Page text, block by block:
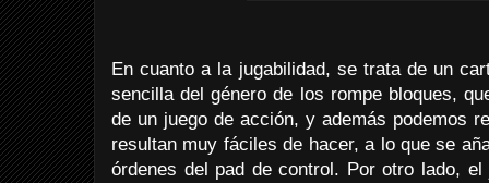
En cuanto a la jugabilidad, se trata de un
sencilla del género de los rompe bloques,
de un juego de acción, y además podemos
resultan muy fáciles de hacer, a lo que se
órdenes del pad de control. Por otro lado,